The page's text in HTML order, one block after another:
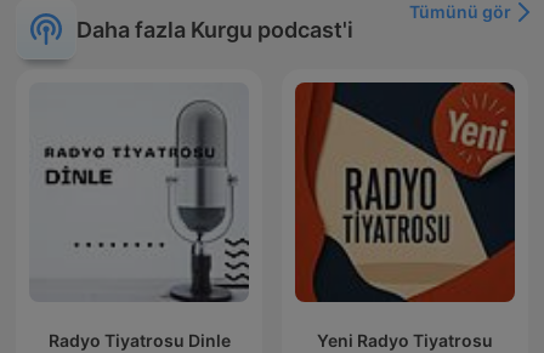
Daha fazla Kurgu podcast'i
Tümünü gör
Radyo Tiyatrosu Dinle Yeni Radyo Tiyatrosu